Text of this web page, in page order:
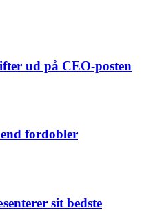
ud på CEO-posten
fordobler
sit bedste